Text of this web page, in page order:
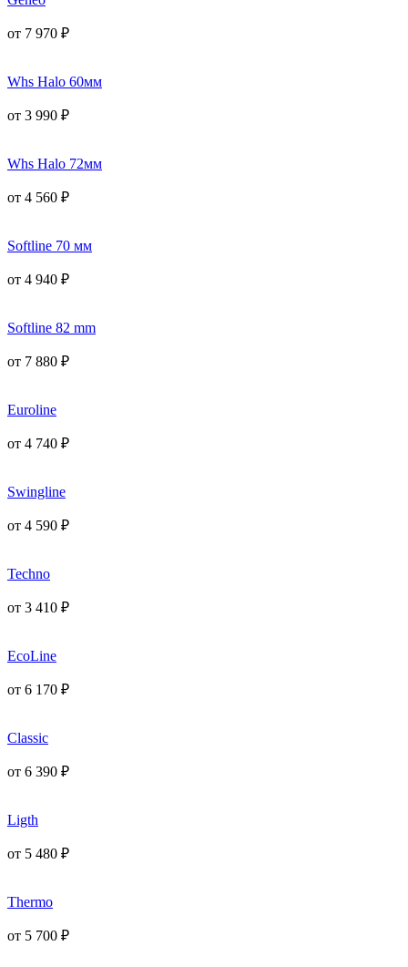
от 7 970 ₽
Whs Halo 60мм
от 3 990 ₽
Whs Halo 72мм
от 4 560 ₽
Softline 70 мм
от 4 940 ₽
Softline 82 mm
от 7 880 ₽
Euroline
от 4 740 ₽
Swingline
от 4 590 ₽
Techno
от 3 410 ₽
EcoLine
от 6 170 ₽
Classic
от 6 390 ₽
Ligth
от 5 480 ₽
Thermo
от 5 700 ₽